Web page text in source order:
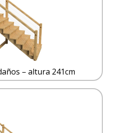
– altura 241cm